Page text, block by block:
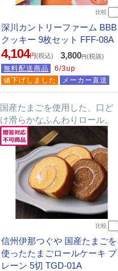
比較
深川カントリーファーム BBB
クッキー 9枚セット FFF-08A
4,104円(税込) 3,800円(税抜)
無料配送商品
6/3up
値下げしました
メーカー直送
国産たまごを使用した、口ど
け滑らかなふんわりロール。
比較
信州伊那つぐや 国産たまごを
使ったたまごロールケーキ プ
レーン 5切 TGD-01A